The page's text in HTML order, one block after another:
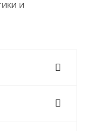
и